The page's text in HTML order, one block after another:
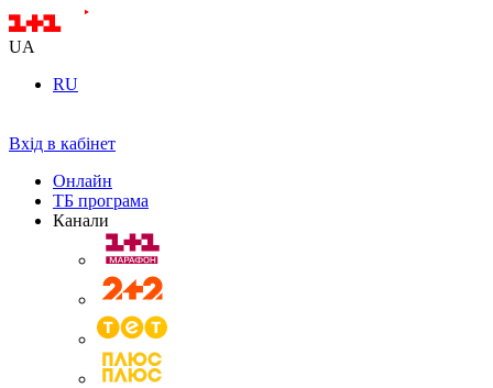
UA
RU
Вхід в кабінет
Онлайн
ТБ програма
Канали